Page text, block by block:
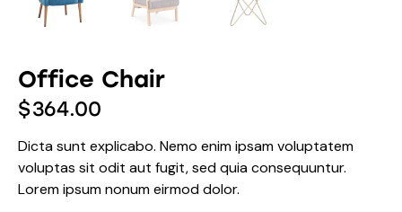
Office Chair
$364.00
Dicta sunt explicabo. Nemo enim ipsam voluptatem
voluptas sit odit aut fugit, sed quia consequuntur.
Lorem ipsum nonum eirmod dolor.